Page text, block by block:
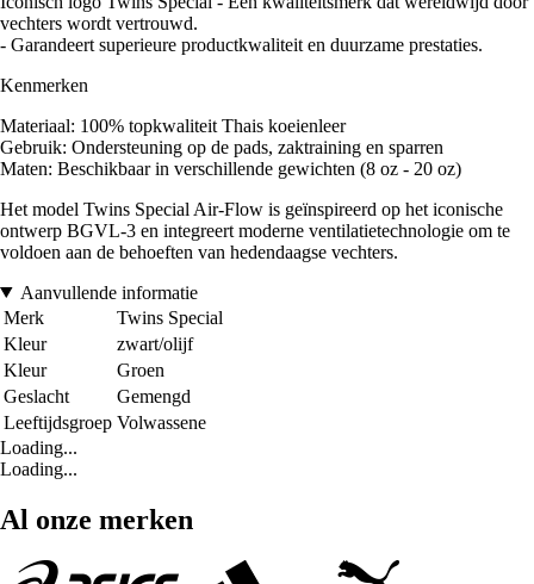
vechters wordt vertrouwd.
- Garandeert superieure productkwaliteit en duurzame prestaties.
Kenmerken
Materiaal: 100% topkwaliteit Thais koeienleer
Gebruik: Ondersteuning op de pads, zaktraining en sparren
Maten: Beschikbaar in verschillende gewichten (8 oz - 20 oz)
Het model Twins Special Air-Flow is geïnspireerd op het iconische
ontwerp BGVL-3 en integreert moderne ventilatietechnologie om te
voldoen aan de behoeften van hedendaagse vechters.
Aanvullende informatie
Merk
Twins Special
Kleur
zwart/olijf
Kleur
Groen
Geslacht
Gemengd
Leeftijdsgroep Volwassene
Loading...
Loading...
Al onze merken